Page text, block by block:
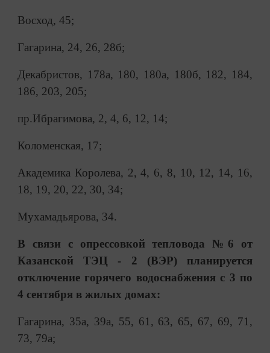
Восход, 45;
Гагарина, 24, 26, 28б;
Декабристов, 178а, 180, 180а, 180б, 182, 184,
186, 203, 205;
пр.Ибрагимова, 2, 4, 6, 12, 14;
Коломенская, 17;
Академика Королева, 2, 4, 6, 8, 10, 12, 14, 16,
18, 19, 20, 22, 30, 34;
Мухамадьярова, 34.
В связи с опрессовкой тепловода №6 от
Казанской ТЭЦ - 2 (ВЭР) планируется
отключение горячего водоснабжения с 3 по
4 сентября в жилых домах:
Гагарина, 35а, 39а, 55, 61, 63, 65, 67, 69, 71,
73, 79а;